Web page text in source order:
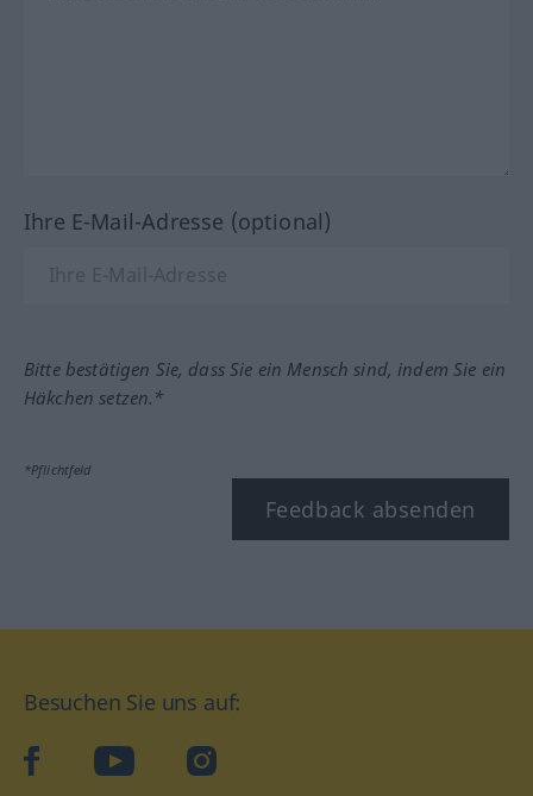
Ihre E-Mail-Adresse (optional)
Bitte bestätigen Sie, dass Sie ein Mensch sind, indem Sie ein
Häkchen setzen.*
*Pflichtfeld
Feedback absenden
Besuchen Sie uns auf:
facebookYouTube Instagram